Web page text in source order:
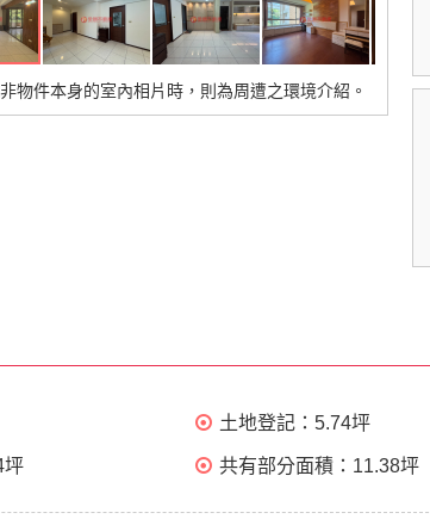
物件本身的室內相片時，則為周遭之環境介紹。
土地登記：5.74坪
坪 共有部分面積： 11.38坪